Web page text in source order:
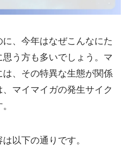
に、今年はなぜこんなにた
う方も多いでしょう。マ
、その特異な生態が関係
マイマイガの発生サイク
以下の通りです。